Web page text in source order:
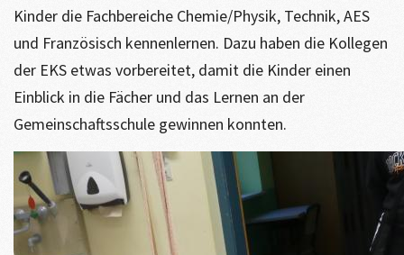
Kinder die Fachbereiche Chemie/Physik, Technik, AES
und Französisch kennenlernen. Dazu haben die Kollegen
der EKS etwas vorbereitet, damit die Kinder einen
Einblick in die Fächer und das Lernen an der
Gemeinschaftsschule gewinnen konnten.